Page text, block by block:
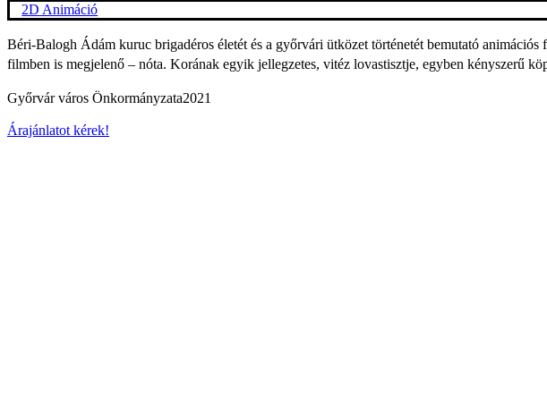
2D Animáció
Béri-Balogh Ádám kuruc brigadéros életét és a győrvári ütközet történetét bemutató
filmben is megjelenő – nóta. Korának egyik jellegzetes, vitéz lovastisztje, egyben kényszerű
Győrvár város Önkormányzata2021
Árajánlatot kérek!